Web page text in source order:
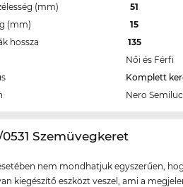
(mm)
51
(mm)
15
hossza
135
Női és Férfi
Komplett
Nero
0531 Szemüvegkeret
nem mondhatjuk egyszerűen,
kiegészítő eszközt veszel, ami a